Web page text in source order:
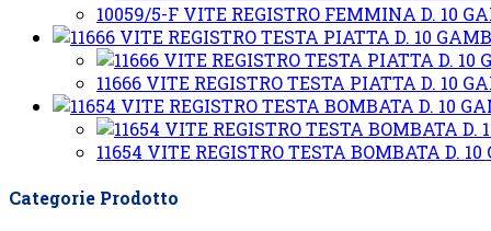
10059/5-F VITE REGISTRO FEMMINA D. 10
11666 VITE REGISTRO TESTA PIATTA D. 10
11654 VITE REGISTRO TESTA BOMBATA D.
Categorie Prodotto